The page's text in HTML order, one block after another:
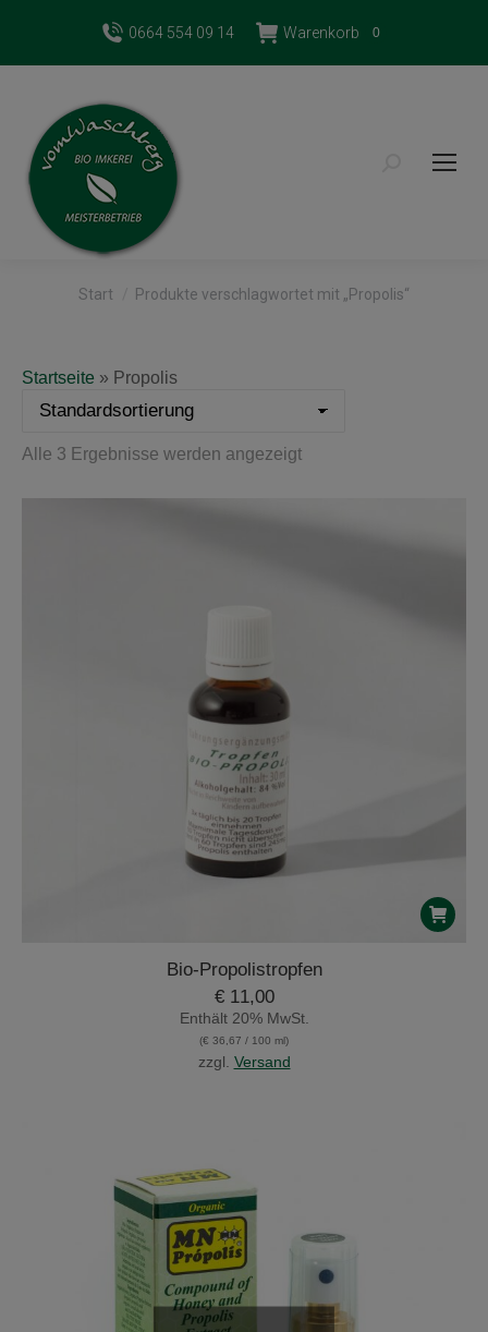
0664 554 09 14 Warenkorb 0
Search:
Start Produkte verschlagwortet mit „Propolis“
Startseite » Propolis
Alle 3 Ergebnisse werden angezeigt
Bio-Propolistropfen
€11,00
Enthält 20% MwSt.
(€ 36,67 / 100 ml)
zzgl. Versand